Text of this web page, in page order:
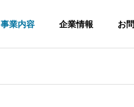
事業内容 企業情報 お